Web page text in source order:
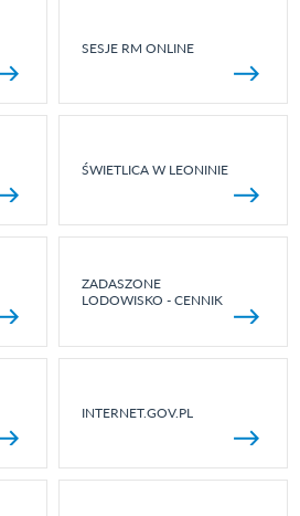
SESJE RM ONLINE
ŚWIETLICA W LEONINIE
ZADASZONE
LODOWISKO - CENNIK
INTERNET.GOV.PL